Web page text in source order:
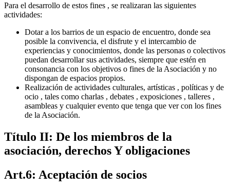
Para el desarrollo de estos fines , se realizaran las siguientes
actividades:
Dotar a los barrios de un espacio de encuentro, donde sea
posible la convivencia, el disfrute y el intercambio de
experiencias y conocimientos, donde las personas o colectivos
puedan desarrollar sus actividades, siempre que estén en
consonancia con los objetivos o fines de la Asociación y no
dispongan de espacios propios.
Realización de actividades culturales, artísticas , políticas y de
ocio , tales como charlas , debates , exposiciones , talleres ,
asambleas y cualquier evento que tenga que ver con los fines
de la Asociación.
Título II: De los miembros de la
asociación, derechos Y obligaciones
Art.6: Aceptación de socios